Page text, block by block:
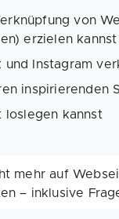
von
erzielen kannst
Instagram
inspirierenden
loslegen kannst
mehr auf
– inklusive